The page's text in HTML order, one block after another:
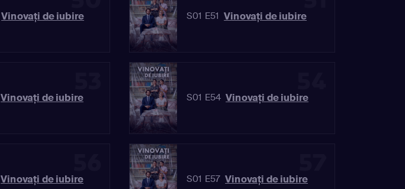
Vinovaţi de iubire S01 E51 Vinovaţi de iubire
Vinovaţi de iubire S01 E54 Vinovaţi de iubire
Vinovaţi de iubire S01 E57 Vinovaţi de iubire